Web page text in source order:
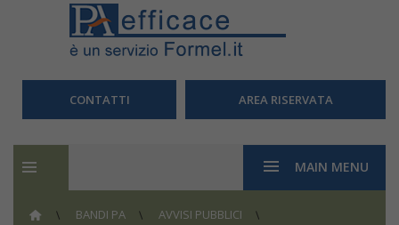
CONTATTI AREA RISERVATA
MAIN MENU
BANDI PA AVVISI PUBBLICI